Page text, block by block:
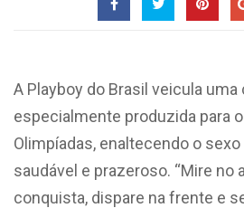
A Playboy do Brasil veicula uma
especialmente produzida para
Olimpíadas, enaltecendo o
saudável e prazeroso. “Mire no
conquista, dispare na frente e